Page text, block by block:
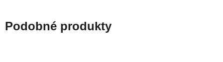
Podobné produkty